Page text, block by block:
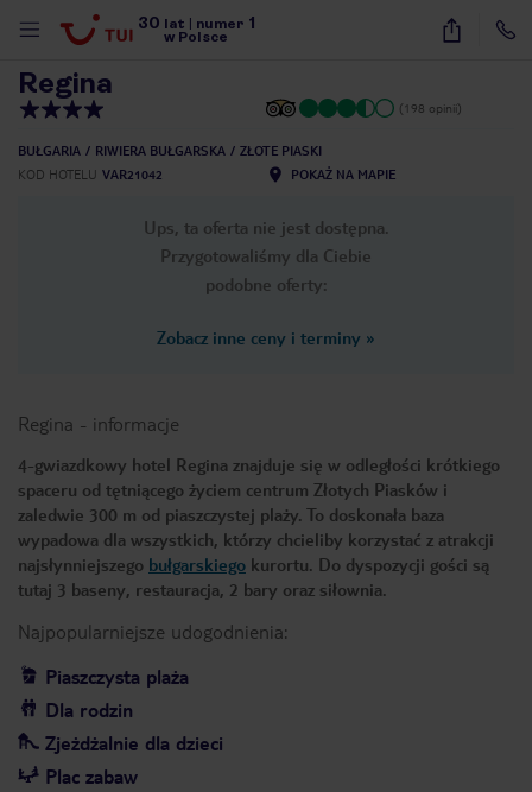
30 lat numer 1
w Polsce
9
Regina
(198 opinii)
BUŁGARIA RIWIERA BUŁGARSKA
ZŁOTE PIASKI
KOD HOTELU VAR21042 POKAŻ NA MAPIE
Ups, ta oferta nie jest dostępna.
Przygotowaliśmy dla Ciebie
podobne oferty:
Zobacz inne ceny i terminy »
Regina - informacje
4-gwiazdkowy hotel Regina znajduje się w odległości krótkiego
spaceru od tętniącego życiem centrum Złotych Piasków i
zaledwie 300 m od piaszczystej plaży. To doskonała baza
wypadowa dla wszystkich, którzy chcieliby korzystać z atrakcji
najsłynniejszego bułgarskiego kurortu. Do dyspozycji gości są
tutaj 3 baseny, restauracja, 2 bary oraz siłownia.
Najpopularniejsze udogodnienia:
Piaszczysta plaża
Dla rodzin
Zjeżdżalnie dla dzieci
Plac zabaw